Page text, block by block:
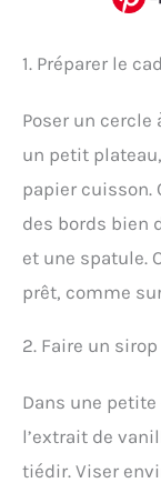
1. Préparer le
Poser un
un petit
papier cuisson.
des bords bien
et une spatule.
prêt, comme
2. Faire un
Dans une
l’extrait de
tiédir. Viser